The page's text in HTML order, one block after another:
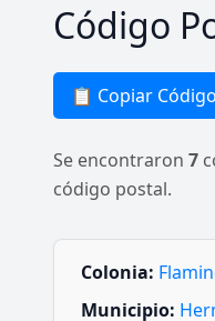
Código
📋 Copiar
Se encontraron 7
código postal.
Colonia:
Municipio: